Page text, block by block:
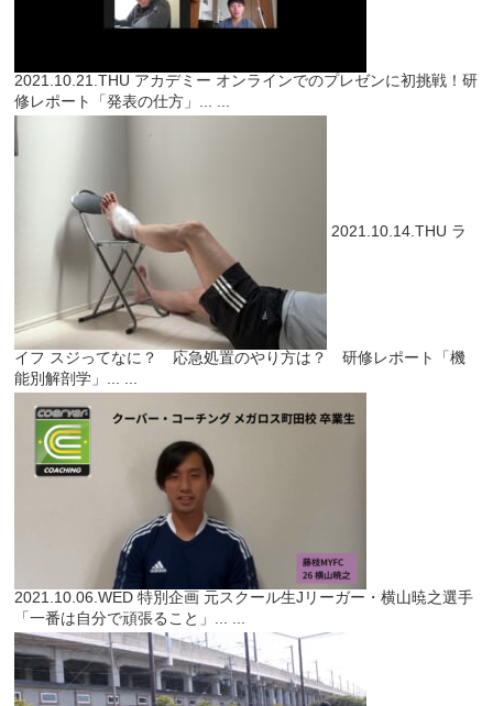
2021.10.21.THU アカデミー オンラインでのプレゼンに初挑戦！研
修レポート「発表の仕方」... ...
2021.10.14.THU ラ
イフ スジってなに？ 応急処置のやり方は？ 研修レポート「機
能別解剖学」... ...
2021.10.06.WED 特別企画 元スクール生Jリーガー・横山暁之選手
「一番は自分で頑張ること」... ...